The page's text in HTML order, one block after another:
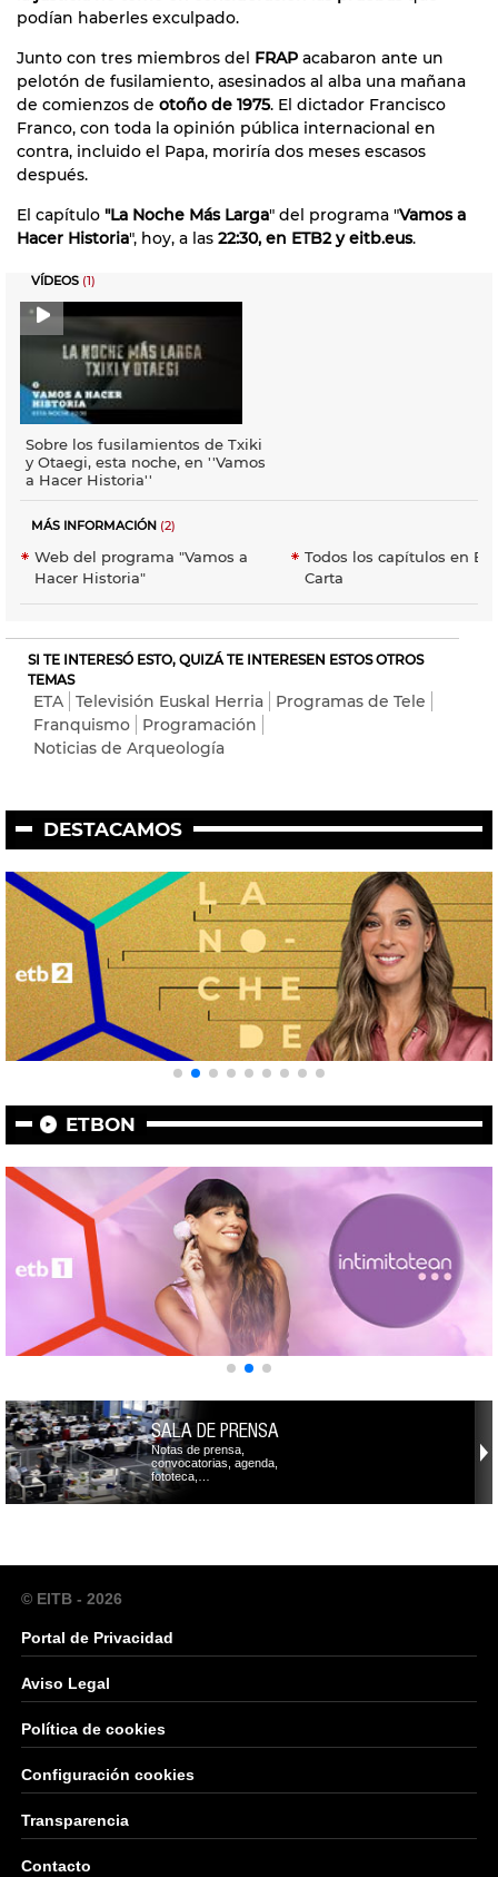
podían haberles exculpado.
Junto con tres miembros del FRAP acabaron ante un
pelotón de fusilamiento, asesinados al alba una mañana
de comienzos de otoño de 1975. El dictador Francisco
Franco, con toda la opinión pública internacional en
contra, incluido el Papa, moriría dos meses escasos
después.
El capítulo "La Noche Más Larga" del programa "Vamos a
Hacer Historia", hoy, a las 22:30, en ETB2 y eitb.eus.
VÍDEOS (1)
Sobre los fusilamientos de Txiki
y Otaegi, esta noche, en ''Vamos
a Hacer Historia''
MÁS INFORMACIÓN (2)
Web del programa "Vamos a
Hacer Historia"
Todos los capítulos en
Carta
SI TE INTERESÓ ESTO, QUIZÁ TE INTERESEN ESTOS OTROS
TEMAS
ETA Televisión Euskal Herria
Programas de Tele
Franquismo
Programación
Noticias de Arqueología
DESTACAMOS
ETBON
SALA DE PRENSA
Notas de prensa,
convocatorias, agenda,
fototeca,…
© EITB - 2026
Portal de Privacidad
Aviso Legal
Política de cookies
Configuración cookies
Transparencia
Contacto